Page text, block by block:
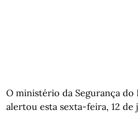
O ministério da Segurança do
alertou esta sexta-feira, 12 de